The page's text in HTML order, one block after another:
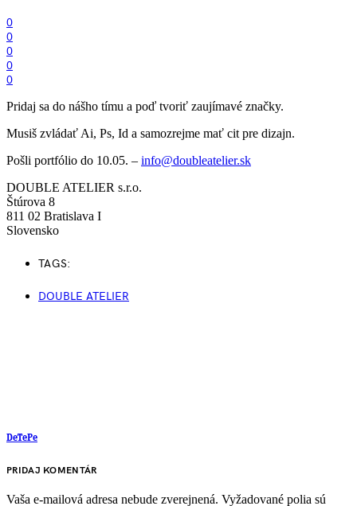
0
0
0
0
0
Pridaj sa do nášho tímu a poď tvoriť zaujímavé značky.
Musiš zvládať Ai, Ps, Id a samozrejme mať cit pre dizajn.
Pošli portfólio do 10.05. – info@doubleatelier.sk
DOUBLE ATELIER s.r.o.
Štúrova 8
811 02 Bratislava I
Slovensko
TAGS:
DOUBLE ATELIER
DeTePe
PRIDAJ KOMENTÁR
Vaša e-mailová adresa nebude zverejnená. Vyžadované polia sú